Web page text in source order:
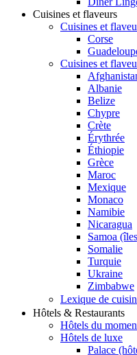
Cuisines et flaveurs
Cuisines et
Corse
Cuisines et
Albanie
Belize
Chypre
Crète
Érythrée
Éthiopie
Grèce
Maroc
Mexique
Monaco
Namibie
Nicaragua
Samoa
Somalie
Turquie
Ukraine
Zimbabwe
Lexique de
Hôtels & Restaurants
Hôtels du
Hôtels de luxe
Palace